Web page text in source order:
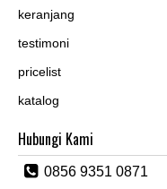
keranjang
testimoni
pricelist
katalog
Hubungi Kami
0856 9351 0871